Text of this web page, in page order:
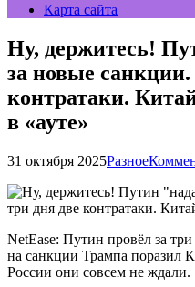
Карта сайта
Ну, держитесь!
за новые санкции.
контратаки.
в «ауте»
31 октября 2025Разное
NetEase: Путин провёл за
на санкции Трампа поразил
России они совсем не ждали.